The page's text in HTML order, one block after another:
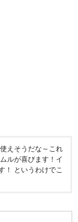
えそうだな～これ
ルが喜びます！イ
！ というわけでこ